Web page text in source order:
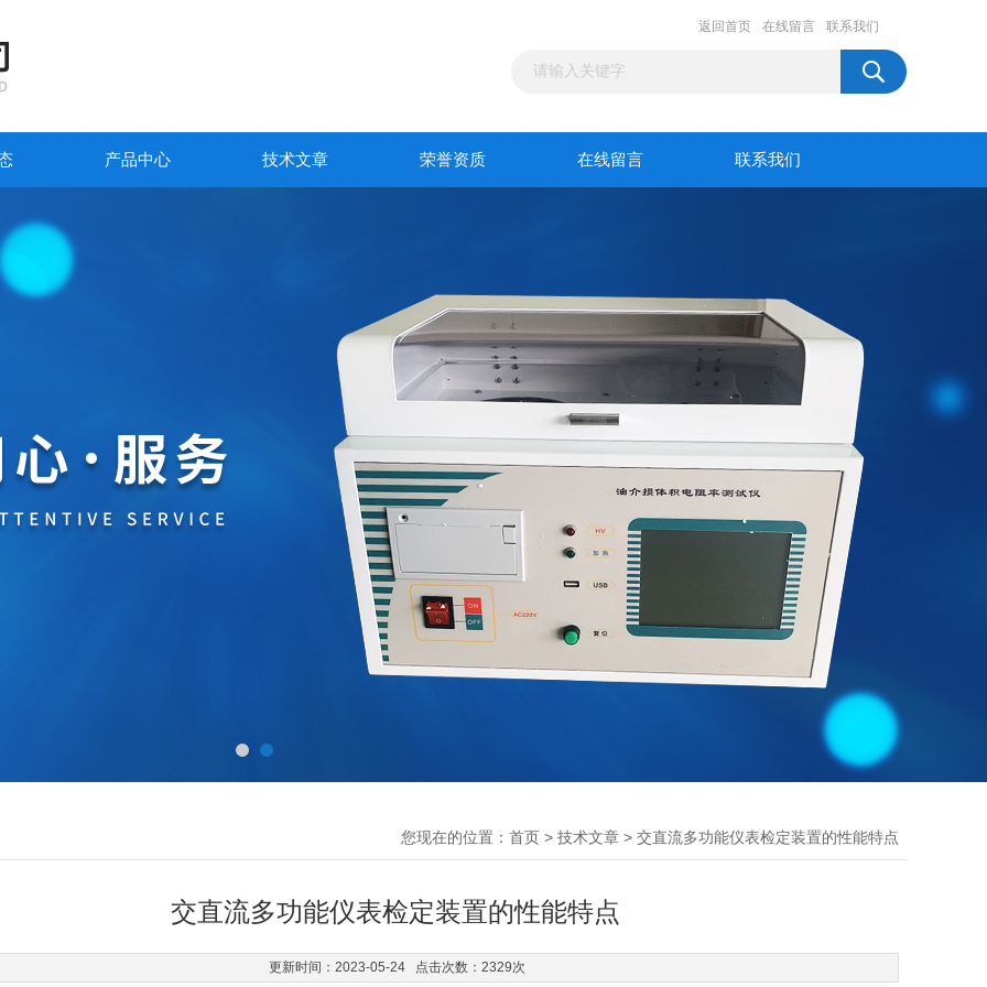
返回首页 在线留言 联系我们
产品中心 技术文章 荣誉资质 在线留言 联系我们
您现在的位置： 首页 > 技术文章 > 交直流多功能仪表检定装置的性能特点
交直流多功能仪表检定装置的性能特点
更新时间：2023-05-24 点击次数：2329次